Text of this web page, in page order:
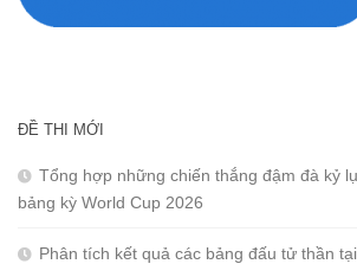
ĐỀ THI MỚI
Tổng hợp những chiến thắng đậm đà kỷ
bảng kỳ World Cup 2026
Phân tích kết quả các bảng đấu tử thần